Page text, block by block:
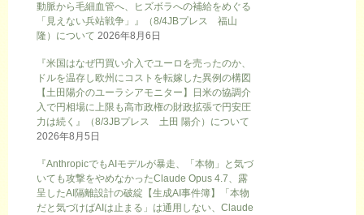
動脈から毛細血管へ、ヒズボラへの補給をめぐる
「見えない兵站戦争」』（8/4JBプレス 福山
隆）について 2026年8月6日
『米国はなぜ円買い介入でユーロを売ったのか、
ドルを温存し欧州にコストを転嫁した異例の構図
【土田陽介のユーラシアモニター】日米の協調介
入で円相場に上限も高市政権の財政拡張で円安圧
力は続く』（8/3JBプレス 土田 陽介）について
2026年8月5日
『AnthropicでもAIモデルが暴走、「本物」と気づ
いても攻撃をやめなかったClaude Opus 4.7、露
呈したAI隔離設計の破綻【生成AI事件簿】「本物
だと気づけばAIは止まる」は通用しない、Claude